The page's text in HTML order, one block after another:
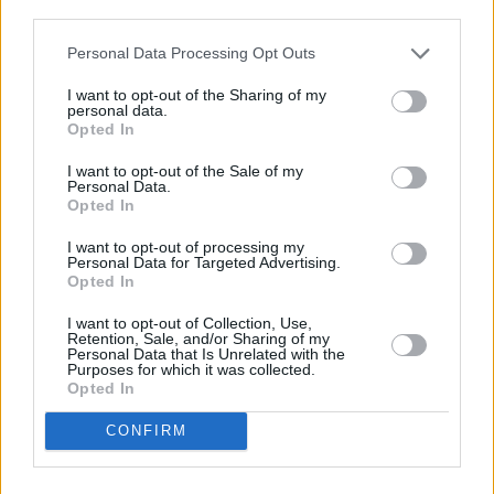
negar su consentimiento. Tenga en cuenta que algún
de su consentimiento, pero usted tiene el derecho de
rechazar tal procesamiento. Sus preferencias se aplicarán
cualquier momento entrando de nuevo en este sitio web o
visitando nuestra política de privacidad.
Personal Data Processing Opt Outs
I want to opt-out of the Sharing of my
personal data.
Opted In
I want to opt-out of the Sale of my
Personal Data.
Opted In
I want to opt-out of processing my
Personal Data for Targeted Advertising.
Opted In
I want to opt-out of Collection, Use,
Retention, Sale, and/or Sharing of my
Personal Data that Is Unrelated with the
Purposes for which it was collected.
Opted In
CONFIRM